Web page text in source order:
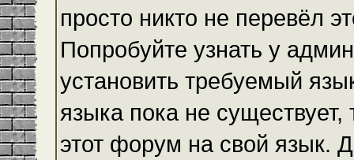
просто никто не перевёл
Попробуйте узнать у
установить требуемый
языка пока не
этот форум на свой язык.